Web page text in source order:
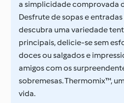
a simplicidade comprovada
Desfrute de sopas e
descubra uma variedade
principais, delicie-se sem
doces ou salgados e
amigos com os
sobremesas. Thermomix™,
vida.